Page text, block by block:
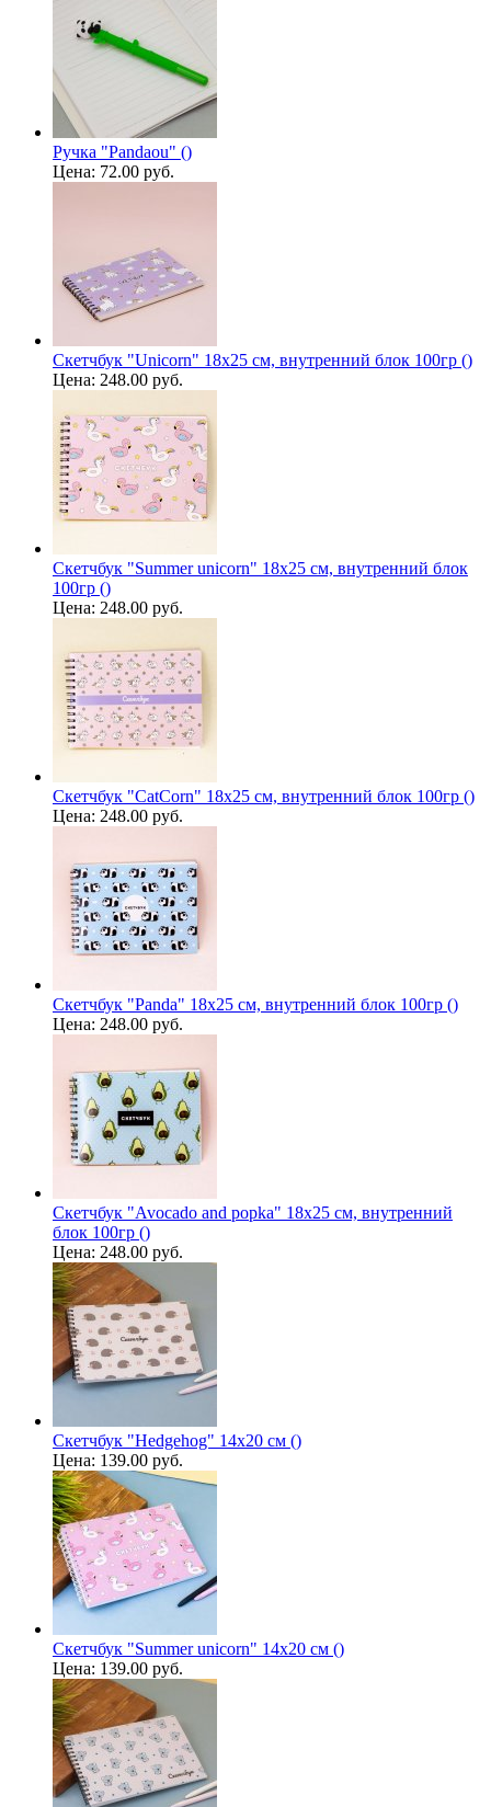
Ручка "Pandaou" ()
Цена: 72.00 руб.
Скетчбук "Unicorn" 18х25 см, внутренний блок 100гр ()
Цена: 248.00 руб.
Скетчбук "Summer unicorn" 18х25 см, внутренний блок
100гр ()
Цена: 248.00 руб.
Скетчбук "CatCorn" 18х25 см, внутренний блок 100гр ()
Цена: 248.00 руб.
Скетчбук "Panda" 18х25 см, внутренний блок 100гр ()
Цена: 248.00 руб.
Скетчбук "Avocado and popka" 18х25 см, внутренний
блок 100гр ()
Цена: 248.00 руб.
Скетчбук "Hedgehog" 14х20 см ()
Цена: 139.00 руб.
Скетчбук "Summer unicorn" 14х20 см ()
Цена: 139.00 руб.